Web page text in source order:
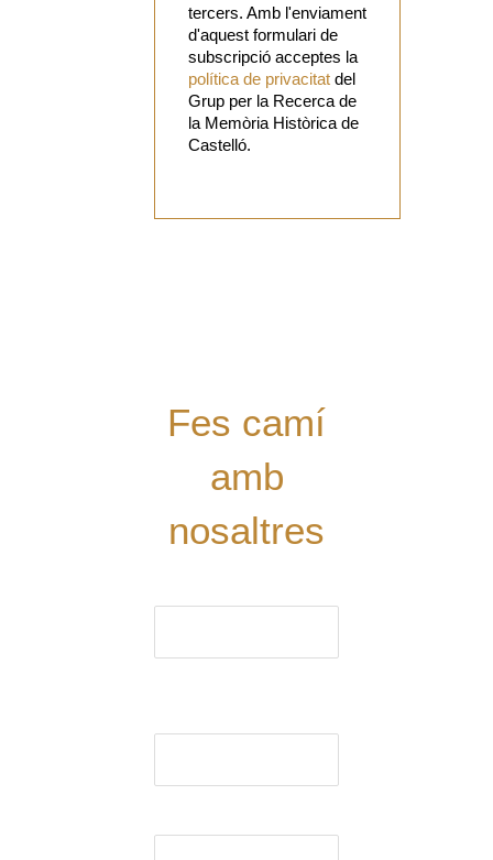
tercers. Amb l'enviament
d'aquest formulari de
subscripció acceptes la
política de privacitat del
Grup per la Recerca de
la Memòria Històrica de
Castelló.
Fes camí
amb
nosaltres